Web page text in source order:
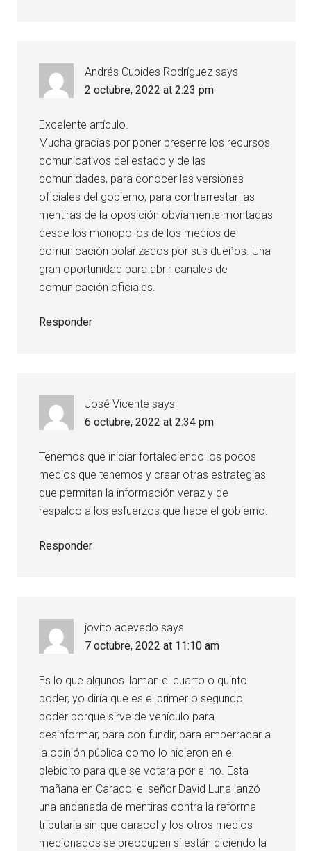
Andrés Cubides Rodríguez says
2 octubre, 2022 at 2:23 pm
Excelente artículo.
Mucha gracias por poner presenre los recursos
comunicativos del estado y de las
comunidades, para conocer las versiones
oficiales del gobierno, para contrarrestar las
mentiras de la oposición obviamente montadas
desde los monopolios de los medios de
comunicación polarizados por sus dueños. Una
gran oportunidad para abrir canales de
comunicación oficiales.
Responder
José Vicente says
6 octubre, 2022 at 2:34 pm
Tenemos que iniciar fortaleciendo los pocos
medios que tenemos y crear otras estrategias
que permitan la información veraz y de
respaldo a los esfuerzos que hace el gobierno.
Responder
jovito acevedo says
7 octubre, 2022 at 11:10 am
Es lo que algunos llaman el cuarto o quinto
poder, yo diría que es el primer o segundo
poder porque sirve de vehículo para
desinformar, para con fundir, para emberracar a
la opinión pública como lo hicieron en el
plebicito para que se votara por el no. Esta
mañana en Caracol el señor David Luna lanzó
una andanada de mentiras contra la reforma
tributaria sin que caracol y los otros medios
mecionados se preocupen si están diciendo la